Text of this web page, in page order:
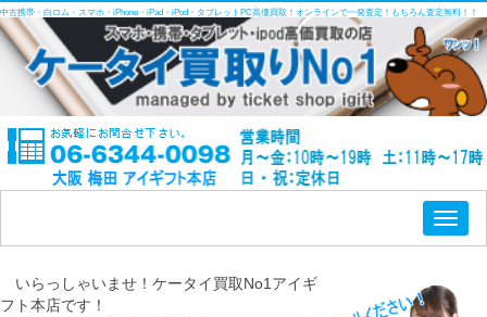
中古携帯・白ロム・スマホ・iPhone・iPad・iPod・タブレットPC高価買取！オンラインで一発査定！もちろん査定無料！！
いらっしゃいませ！ケータイ買取No1アイギ
フト本店です！